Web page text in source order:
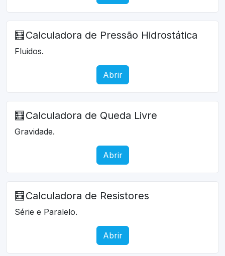
🧮 Calculadora de Pressão Hidrostática
Fluidos.
Abrir
🧮 Calculadora de Queda Livre
Gravidade.
Abrir
🧮 Calculadora de Resistores
Série e Paralelo.
Abrir